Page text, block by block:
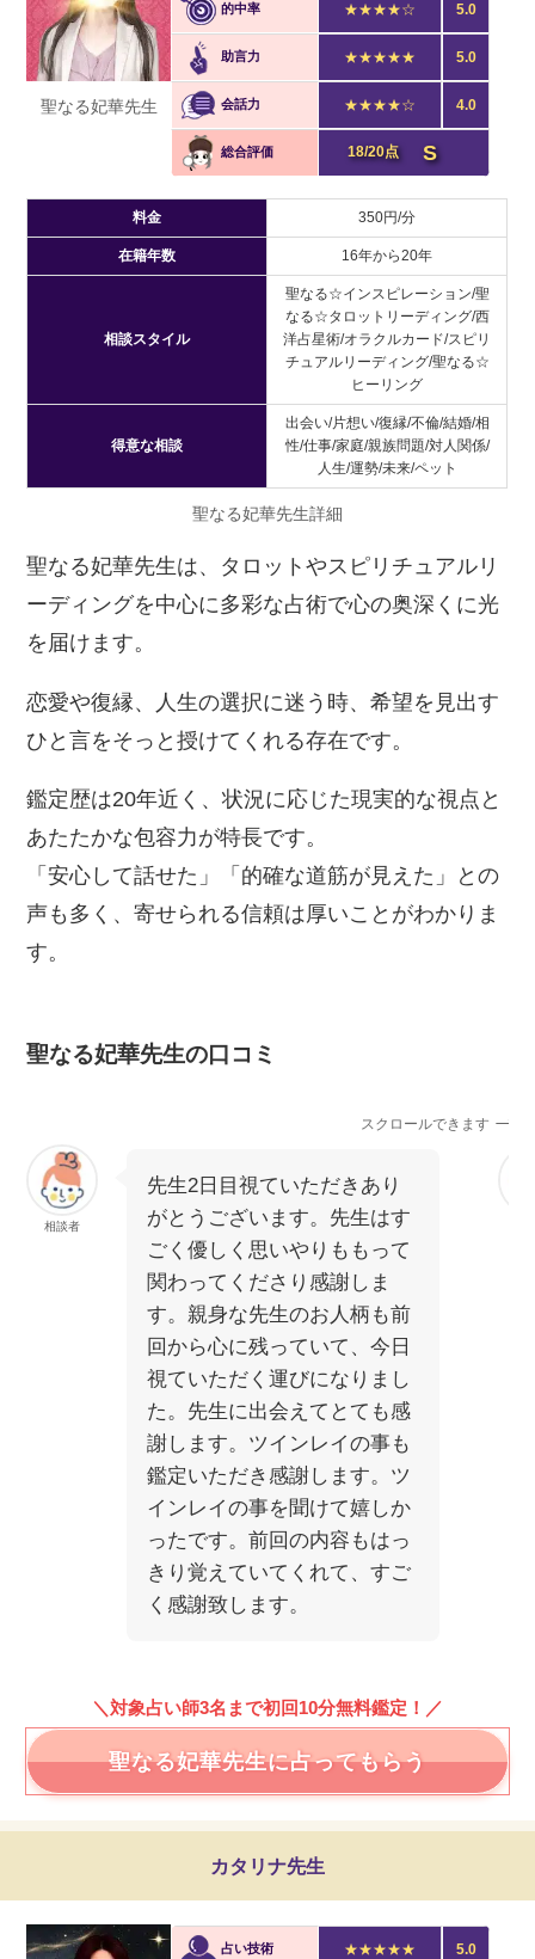
聖なる妃華先生
的中率 ★★★★☆ 5.0
助言力 ★★★★★ 5.0
会話力 ★★★★☆ 4.0
総合評価 18/20点 S
料金 350円/分
在籍年数 16年から20年
相談スタイル
聖なる☆インスピレーション/聖
なる☆タロットリーディング/西
洋占星術/オラクルカード/スピリ
チュアルリーディング/聖なる☆
ヒーリング
得意な相談
出会い/片想い/復縁/不倫/結婚/相
性/仕事/家庭/親族問題/対人関係/
人生/運勢/未来/ペット
聖なる妃華先生詳細
聖なる妃華先生は、タロットやスピリチュアルリ
ーディングを中心に多彩な占術で心の奥深くに光
を届けます。
恋愛や復縁、人生の選択に迷う時、希望を見出す
ひと言をそっと授けてくれる存在です。
鑑定歴は20年近く、状況に応じた現実的な視点と
あたたかな包容力が特長です。
「安心して話せた」「的確な道筋が見えた」との
声も多く、寄せられる信頼は厚いことがわかりま
す。
聖なる妃華先生の口コミ
スクロールできます
相談者
先生2日目視ていただきあり
がとうございます。先生はす
ごく優しく思いやりももって
関わってくださり感謝しま
す。親身な先生のお人柄も前
回から心に残っていて、今日
視ていただく運びになりまし
た。先生に出会えてとても感
謝します。ツインレイの事も
鑑定いただき感謝します。ツ
インレイの事を聞けて嬉しか
ったです。前回の内容もはっ
きり覚えていてくれて、すご
く感謝致します。
＼対象占い師3名まで初回10分無料鑑定！／
聖なる妃華先生に占ってもらう
カタリナ先生
占い技術 ★★★★★ 5.0